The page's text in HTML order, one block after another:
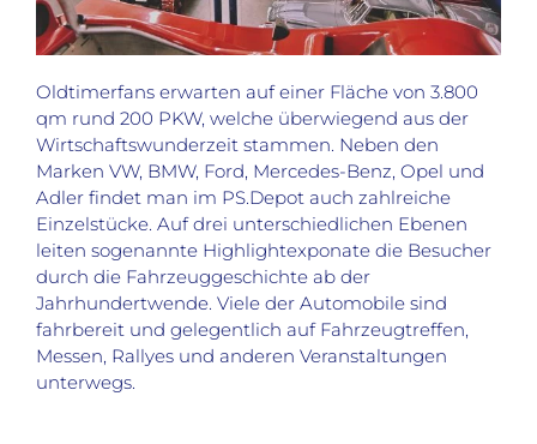
Oldtimerfans erwarten auf einer Fläche von 3.800
qm rund 200 PKW, welche überwiegend aus der
Wirtschaftswunderzeit stammen. Neben den
Marken VW, BMW, Ford, Mercedes-Benz, Opel und
Adler findet man im PS.Depot auch zahlreiche
Einzelstücke. Auf drei unterschiedlichen Ebenen
leiten sogenannte Highlightexponate die Besucher
durch die Fahrzeuggeschichte ab der
Jahrhundertwende. Viele der Automobile sind
fahrbereit und gelegentlich auf Fahrzeugtreffen,
Messen, Rallyes und anderen Veranstaltungen
unterwegs.